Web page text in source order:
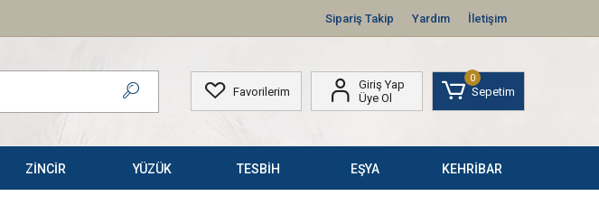
Sipariş Takip Yardım İletişim
Favorilerim
Giriş Yap
Üye Ol
0
Sepetim
ZİNCİR YÜZÜK TESBİH EŞYA KEHRİBAR